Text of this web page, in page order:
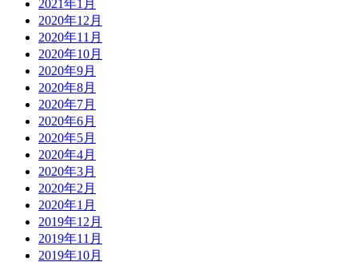
2021年1月
2020年12月
2020年11月
2020年10月
2020年9月
2020年8月
2020年7月
2020年6月
2020年5月
2020年4月
2020年3月
2020年2月
2020年1月
2019年12月
2019年11月
2019年10月